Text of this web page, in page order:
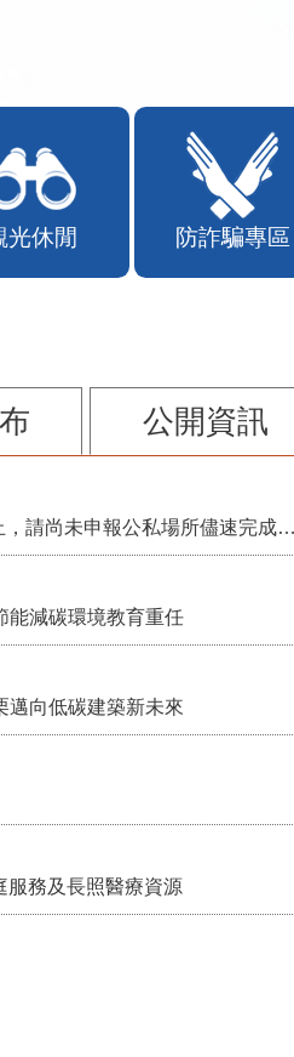
光休閒 防詐騙專區
公開資訊
115年第2季固定源空污費申報已於7月底截止，請尚未申報公私場所儘速完成申繳，以免面臨滯納金及罰鍰!
減碳環境教育重任
向低碳建築新未來
服務及長照醫療資源